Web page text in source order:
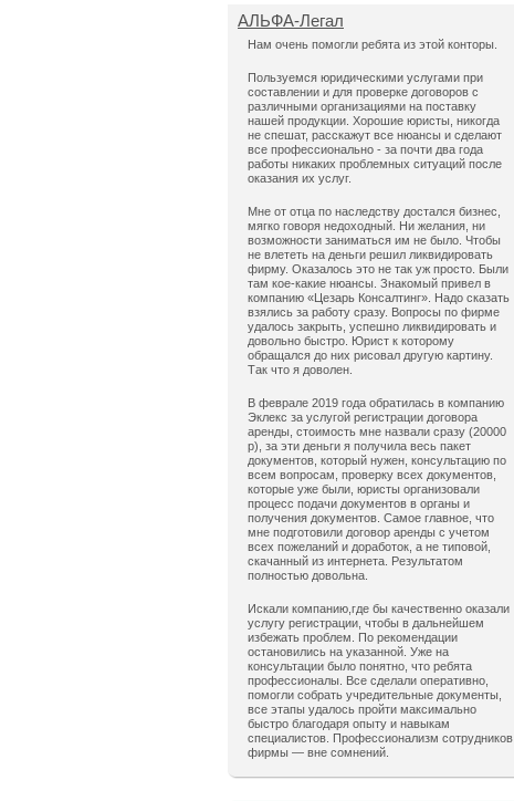
АЛЬФА-Легал
Нам очень помогли ребята из этой конторы.
Пользуемся юридическими услугами при
составлении и для проверке договоров с
различными организациями на поставку
нашей продукции. Хорошие юристы, никогда
не спешат, расскажут все нюансы и сделают
все профессионально - за почти два года
работы никаких проблемных ситуаций после
оказания их услуг.
Мне от отца по наследству достался бизнес,
мягко говоря недоходный. Ни желания, ни
возможности заниматься им не было. Чтобы
не влететь на деньги решил ликвидировать
фирму. Оказалось это не так уж просто. Были
там кое-какие нюансы. Знакомый привел в
компанию «Цезарь Консалтинг». Надо сказать
взялись за работу сразу. Вопросы по фирме
удалось закрыть, успешно ликвидировать и
довольно быстро. Юрист к которому
обращался до них рисовал другую картину.
Так что я доволен.
В феврале 2019 года обратилась в компанию
Эклекс за услугой регистрации договора
аренды, стоимость мне назвали сразу (20000
р), за эти деньги я получила весь пакет
документов, который нужен, консультацию по
всем вопросам, проверку всех документов,
которые уже были, юристы организовали
процесс подачи документов в органы и
получения документов. Самое главное, что
мне подготовили договор аренды с учетом
всех пожеланий и доработок, а не типовой,
скачанный из интернета. Результатом
полностью довольна.
Искали компанию,где бы качественно оказали
услугу регистрации, чтобы в дальнейшем
избежать проблем. По рекомендации
остановились на указанной. Уже на
консультации было понятно, что ребята
профессионалы. Все сделали оперативно,
помогли собрать учредительные документы,
все этапы удалось пройти максимально
быстро благодаря опыту и навыкам
специалистов. Профессионализм сотрудников
фирмы — вне сомнений.